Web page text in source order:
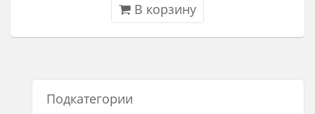
В корзину
Подкатегории